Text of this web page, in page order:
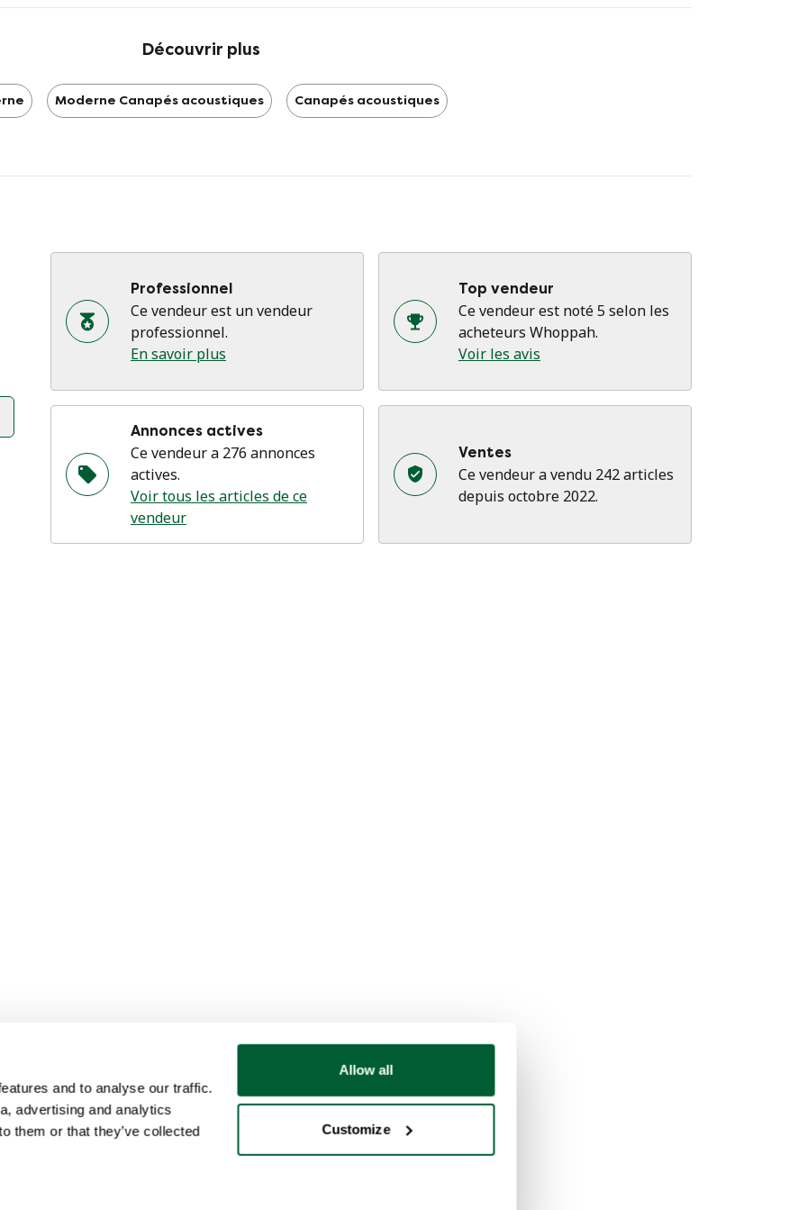
and to analyse our traffic.
advertising and analytics
them or that they’ve collected
Allow all
Customize
Découvrir plus
Moderne Canapés acoustiques Canapés acoustiques
Professionnel
Ce vendeur est un vendeur
professionnel.
En savoir plus
Top vendeur
Ce vendeur est noté 5 selon les
acheteurs Whoppah.
Voir les avis
Annonces actives
Ce vendeur a 276 annonces
actives.
Voir tous les articles de ce
vendeur
Ventes
Ce vendeur a vendu 242 articles
depuis octobre 2022.